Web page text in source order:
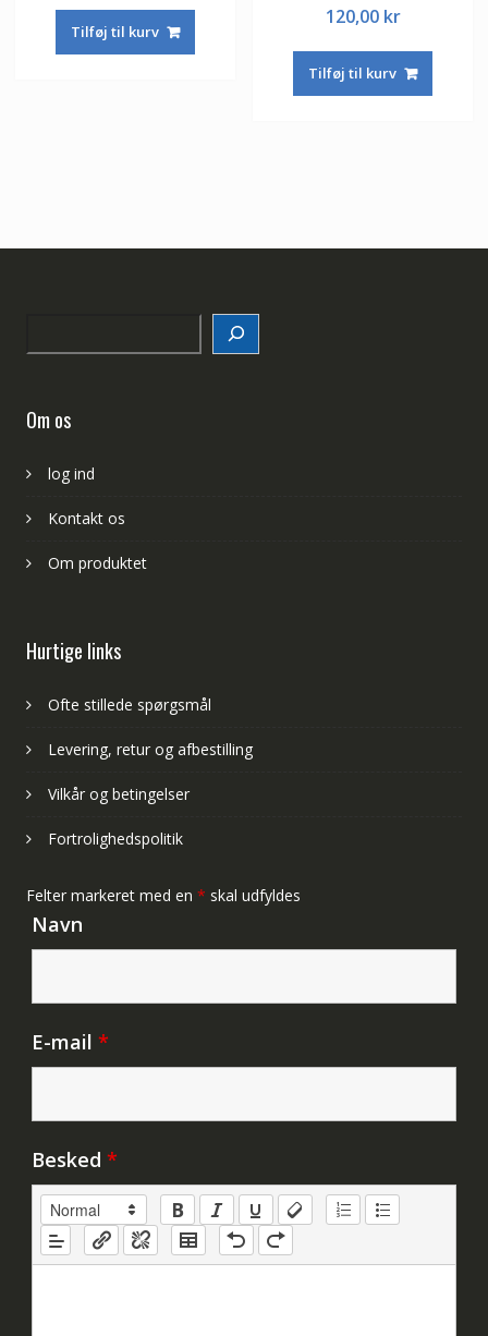
Tilføj til kurv
120,00 kr
Tilføj til kurv
Om os
log ind
Kontakt os
Om produktet
Hurtige links
Ofte stillede spørgsmål
Levering, retur og afbestilling
Vilkår og betingelser
Fortrolighedspolitik
Felter markeret med en * skal udfyldes
Navn
E-mail *
Besked *